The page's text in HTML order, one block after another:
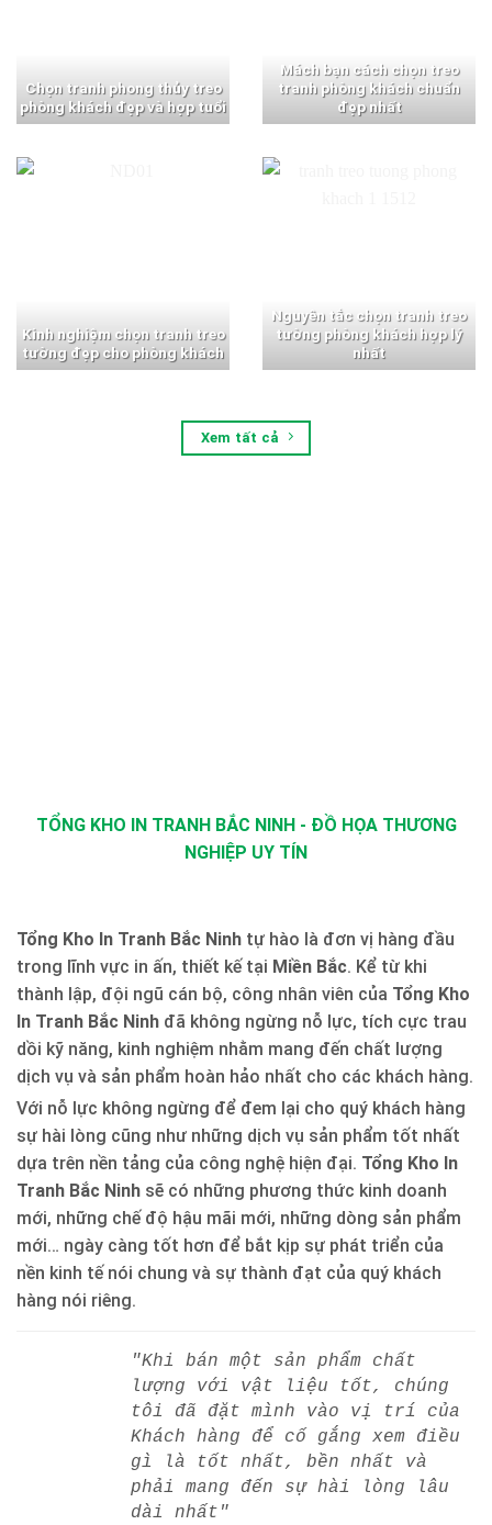
Chọn tranh phong thủy treo
phòng khách đẹp và hợp tuổi
Mách bạn cách chọn treo
tranh phòng khách chuẩn
đẹp nhất
Kinh nghiệm chọn tranh treo
tường đẹp cho phòng khách
Nguyên tắc chọn tranh treo
tường phòng khách hợp lý
nhất
Xem tất cả
TỔNG KHO IN TRANH BẮC NINH - ĐỒ HỌA THƯƠNG
NGHIỆP UY TÍN
Tổng Kho In Tranh Bắc Ninh tự hào là đơn vị hàng đầu
trong lĩnh vực in ấn, thiết kế tại Miền Bắc. Kể từ khi
thành lập, đội ngũ cán bộ, công nhân viên của Tổng Kho
In Tranh Bắc Ninh đã không ngừng nỗ lực, tích cực trau
dồi kỹ năng, kinh nghiệm nhằm mang đến chất lượng
dịch vụ và sản phẩm hoàn hảo nhất cho các khách hàng.
Với nỗ lực không ngừng để đem lại cho quý khách hàng
sự hài lòng cũng như những dịch vụ sản phẩm tốt nhất
dựa trên nền tảng của công nghệ hiện đại. Tổng Kho In
Tranh Bắc Ninh sẽ có những phương thức kinh doanh
mới, những chế độ hậu mãi mới, những dòng sản phẩm
mới… ngày càng tốt hơn để bắt kịp sự phát triển của
nền kinh tế nói chung và sự thành đạt của quý khách
hàng nói riêng.
"Khi bán một sản phẩm chất
lượng với vật liệu tốt, chúng
tôi đã đặt mình vào vị trí của
Khách hàng để cố gắng xem điều
gì là tốt nhất, bền nhất và
phải mang đến sự hài lòng lâu
dài nhất"